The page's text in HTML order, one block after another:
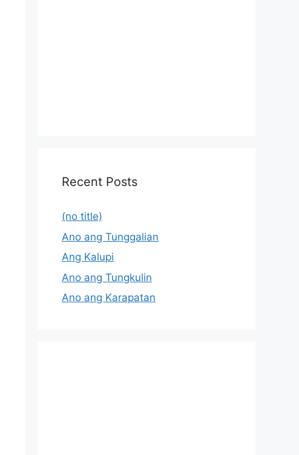
Recent Posts
(no title)
Ano ang Tunggalian
Ang Kalupi
Ano ang Tungkulin
Ano ang Karapatan